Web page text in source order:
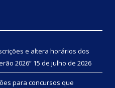
e altera horários dos
2026” 15 de julho de 2026
para concursos que